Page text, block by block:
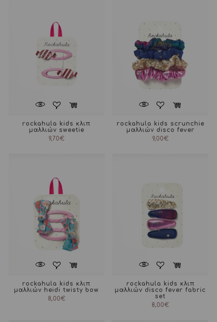
rockahula kids κλιπ
μαλλιών sweetie
9,70€
rockahula kids scrunchie
μαλλιών disco fever
9,00€
rockahula kids κλιπ
μαλλιών heidi twisty bow
8,00€
rockahula kids κλιπ
μαλλιών disco fever fabric
set
8,00€